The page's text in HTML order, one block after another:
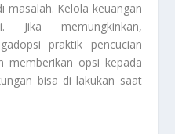
masalah. Kelola keuangan
Jika memungkinkan,
praktik pencucian
memberikan opsi kepada
bisa di lakukan saat